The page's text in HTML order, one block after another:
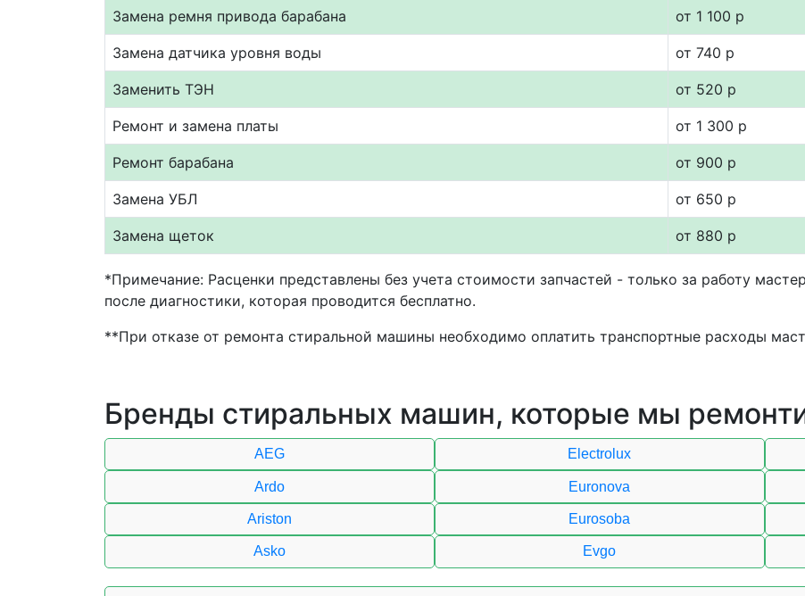
Замена ремня привода барабана от 1 100 р
Замена датчика уровня воды от 740 р
Заменить ТЭН от 520 р
Ремонт и замена платы от 1 300 р
Ремонт барабана от 900 р
Замена УБЛ от 650 р
Замена щеток от 880 р
*Примечание: Расценки представлены без учета стоимости запчастей - только за работу
после диагностики, которая проводится бесплатно.
**При отказе от ремонта стиральной машины необходимо оплатить транспортные расходы
Бренды стиральных машин, которые мы
AEG
Ardo
Ariston
Asko
Electrolux
Euronova
Eurosoba
Evgo